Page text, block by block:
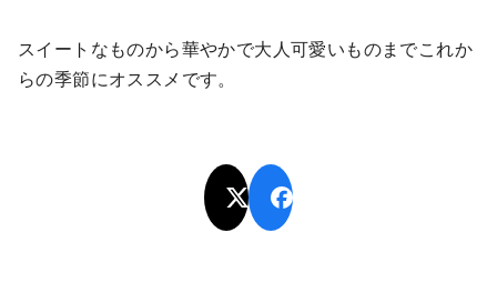
スイートなものから華やかで大人可愛いものまでこれか
らの季節にオススメです。